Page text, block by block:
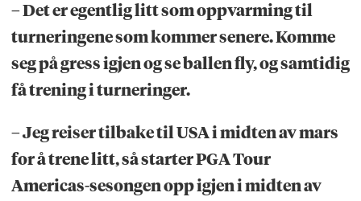
– Det er egentlig litt som oppvarming til
turneringene som kommer senere. Komme
seg på gress igjen og se ballen fly, og samtidig
få trening i turneringer.
– Jeg reiser tilbake til USA i midten av mars
for å trene litt, så starter PGA Tour
Americas-sesongen opp igjen i midten av